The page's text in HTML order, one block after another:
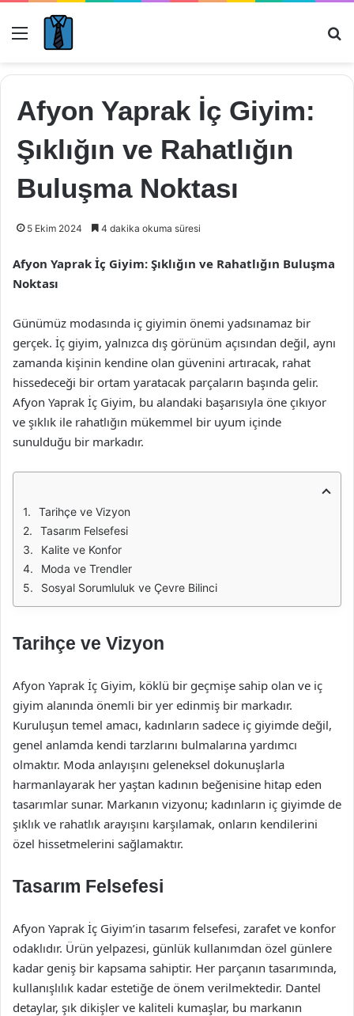
Menü
Afyon Yaprak İç Giyim:
Şıklığın ve Rahatlığın
Buluşma Noktası
5 Ekim 2024 4 dakika okuma süresi
Afyon Yaprak İç Giyim: Şıklığın ve Rahatlığın Buluşma
Noktası
Günümüz modasında iç giyimin önemi yadsınamaz bir
gerçek. İç giyim, yalnızca dış görünüm açısından değil, aynı
zamanda kişinin kendine olan güvenini artıracak, rahat
hissedeceği bir ortam yaratacak parçaların başında gelir.
Afyon Yaprak İç Giyim, bu alandaki başarısıyla öne çıkıyor
ve şıklık ile rahatlığın mükemmel bir uyum içinde
sunulduğu bir markadır.
Tarihçe ve Vizyon
Tasarım Felsefesi
Kalite ve Konfor
Moda ve Trendler
Sosyal Sorumluluk ve Çevre Bilinci
Tarihçe ve Vizyon
Afyon Yaprak İç Giyim, köklü bir geçmişe sahip olan ve iç
giyim alanında önemli bir yer edinmiş bir markadır.
Kuruluşun temel amacı, kadınların sadece iç giyimde değil,
genel anlamda kendi tarzlarını bulmalarına yardımcı
olmaktır. Moda anlayışını geleneksel dokunuşlarla
harmanlayarak her yaştan kadının beğenisine hitap eden
tasarımlar sunar. Markanın vizyonu; kadınların iç giyimde de
şıklık ve rahatlık arayışını karşılamak, onların kendilerini
özel hissetmelerini sağlamaktır.
Tasarım Felsefesi
Afyon Yaprak İç Giyim’in tasarım felsefesi, zarafet ve konfor
odaklıdır. Ürün yelpazesi, günlük kullanımdan özel günlere
kadar geniş bir kapsama sahiptir. Her parçanın tasarımında,
kullanışlılık kadar estetiğe de önem verilmektedir. Dantel
detaylar, şık dikişler ve kaliteli kumaşlar, bu markanın